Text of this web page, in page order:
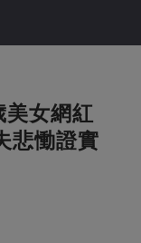
女網紅
悲慟證實